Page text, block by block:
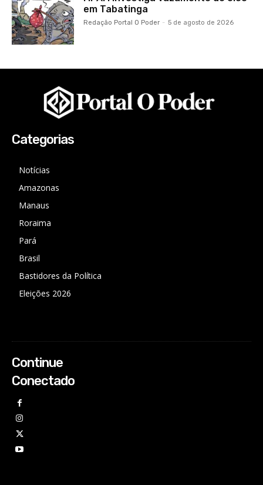
em Tabatinga
Redação Portal O Poder - 5 de agosto de 2026
Categorias
Notícias
Amazonas
Manaus
Roraima
Pará
Brasil
Bastidores da Política
Eleições 2026
Continue
Conectado